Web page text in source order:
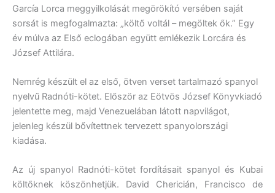
García Lorca meggyilkolását megörökító versében saját
sorsát is megfogalmazta: „költő voltál – megöltek ők.” Egy
év múlva az Első eclogában együtt emlékezik Lorcára és
József Attilára.
Nemrég készült el az első, ötven verset tartalmazó spanyol
nyelvű Radnóti-kötet. Először az Eötvös József Könyvkiadó
jelentette meg, majd Venezuelában látott napvilágot,
jelenleg készül bővítettnek tervezett spanyolországi
kiadása.
Az új spanyol Radnóti-kötet fordításait spanyol és Kubai
költőknek köszönhetjük. David Chericián, Francisco de